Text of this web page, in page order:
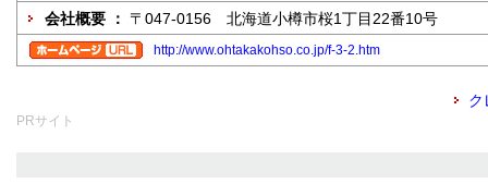
会社概要 ： 〒047-0156 北海道小樽市桜1丁目22番10号
http://www.ohtakakohso.co.jp/f-3-2.htm
ク
PRサイト